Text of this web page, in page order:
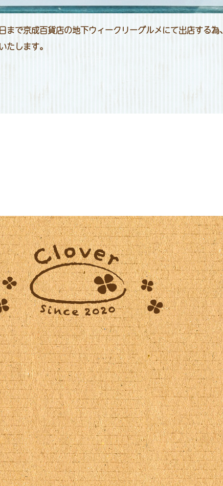
まで京成百貨店の地下ウィークリーグルメにて出店する為、
たします。